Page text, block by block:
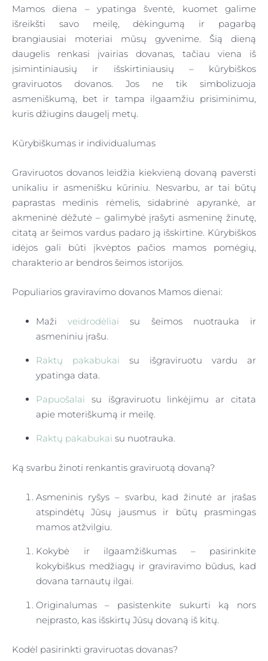
Mamos diena – ypatinga šventė, kuomet galime
išreikšti savo meilę, dėkingumą ir pagarbą
brangiausiai moteriai mūsų gyvenime. Šią dieną
daugelis renkasi įvairias dovanas, tačiau viena iš
įsimintiniausių ir išskirtiniausių – kūrybiškos
graviruotos dovanos. Jos ne tik simbolizuoja
asmeniškumą, bet ir tampa ilgaamžiu prisiminimu,
kuris džiugins daugelį metų.
Kūrybiškumas ir individualumas
Graviruotos dovanos leidžia kiekvieną dovaną paversti
unikaliu ir asmenišku kūriniu. Nesvarbu, ar tai būtų
paprastas medinis rėmelis, sidabrinė apyrankė, ar
akmeninė dėžutė – galimybė įrašyti asmeninę žinutę,
citatą ar šeimos vardus padaro ją išskirtine. Kūrybiškos
idėjos gali būti įkvėptos pačios mamos pomėgių,
charakterio ar bendros šeimos istorijos.
Populiarios graviravimo dovanos Mamos dienai:
Maživeidrodėliaisu šeimos nuotrauka ir
asmeniniu įrašu.
Raktų pakabukai su išgraviruotu vardu ar
ypatinga data.
Papuošalai su išgraviruotu linkėjimu ar citata
apie moteriškumą ir meilę.
Raktų pakabukai su nuotrauka.
Ką svarbu žinoti renkantis graviruotą dovaną?
Asmeninis ryšys – svarbu, kad žinutė ar įrašas
atspindėtų Jūsų jausmus ir būtų prasmingas
mamos atžvilgiu.
Kokybė ir ilgaamžiškumas – pasirinkite
kokybiškus medžiagų ir graviravimo būdus, kad
dovana tarnautų ilgai.
Originalumas – pasistenkite sukurti ką nors
neįprasto, kas išskirtų Jūsų dovaną iš kitų.
Kodėl pasirinkti graviruotas dovanas?